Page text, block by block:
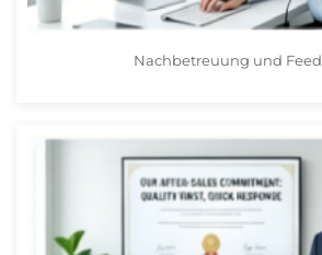
Nachbetreuung und